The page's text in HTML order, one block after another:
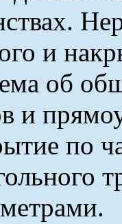
и
об
и
по